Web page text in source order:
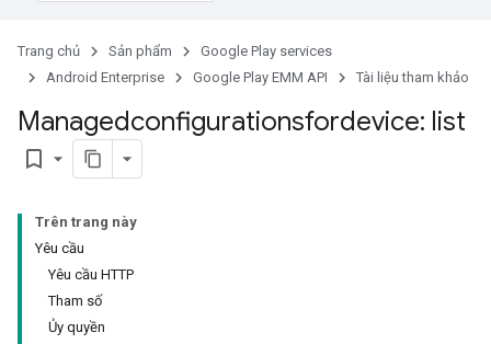
Trang chủ Sản phẩm
Google Play services
Android Enterprise
Google Play EMM API Tài liệu tham khảo
Managedconfigurationsfordevice: list
bookmark_border
Trên trang này
Yêu cầu
Yêu cầu HTTP
Tham số
Ủy quyền